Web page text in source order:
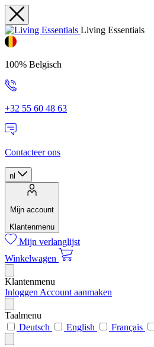
Living Essentials
100% Belgisch
+32 55 60 48 63
Contacteer ons
nl
Mijn account
Klantenmenu
Mijn verlanglijst
Winkelwagen
Klantenmenu
Inloggen Account aanmaken
Taalmenu
Deutsch
English Français